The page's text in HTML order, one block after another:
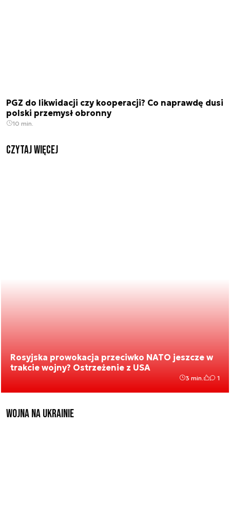
PGZ do likwidacji czy kooperacji? Co naprawdę dusi
polski przemysł obronny
10 min.
czytaj więcej
Rosyjska prowokacja przeciwko NATO jeszcze w
trakcie wojny? Ostrzeżenie z USA
3 min. 1
Wojna na Ukrainie